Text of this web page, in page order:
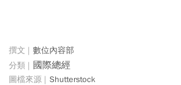
數位內容部
國際總經
Shutterstock